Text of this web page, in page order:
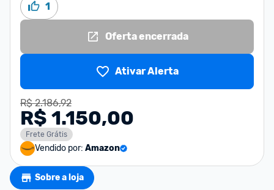
1
Oferta encerrada
Ativar Alerta
R$ 2.186,92
R$ 1.150,00
Frete Grátis
Vendido por: Amazon
Sobre a loja